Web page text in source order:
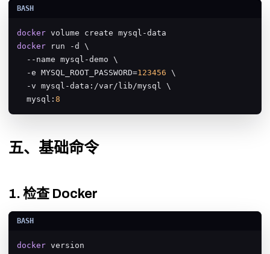
docker
docker run -d \
  --name mysql-demo \
  -e MYSQL_ROOT_PASSWORD=
123456 \
  -v mysql-data:/var/lib/mysql \
  mysql:
8
五、基础命令
1. 检查 Docker
docker